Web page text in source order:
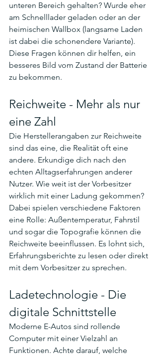
unteren Bereich gehalten? Wurde eher
am Schnelllader geladen oder an der
heimischen Wallbox (langsame Laden
ist dabei die schonendere Variante).
Diese Fragen können dir helfen, ein
besseres Bild vom Zustand der Batterie
zu bekommen.
Reichweite - Mehr als nur
eine Zahl
Die Herstellerangaben zur Reichweite
sind das eine, die Realität oft eine
andere. Erkundige dich nach den
echten Alltagserfahrungen anderer
Nutzer. Wie weit ist der Vorbesitzer
wirklich mit einer Ladung gekommen?
Dabei spielen verschiedene Faktoren
eine Rolle: Außentemperatur, Fahrstil
und sogar die Topografie können die
Reichweite beeinflussen. Es lohnt sich,
Erfahrungsberichte zu lesen oder direkt
mit dem Vorbesitzer zu sprechen.
Ladetechnologie - Die
digitale Schnittstelle
Moderne E-Autos sind rollende
Computer mit einer Vielzahl an
Funktionen. Achte darauf, welche